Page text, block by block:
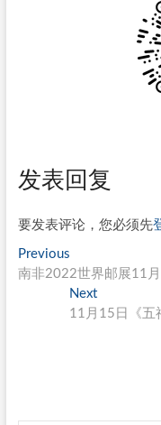
发表回复
要发表评论，您必须先
文
章
PreviousPrevious
post:
南非2022世界邮展11
NextNext
post:
11月15日《五